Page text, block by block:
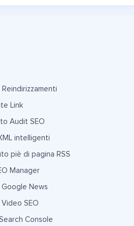
Link
Audit SEO
intelligenti
piè di pagina RSS
Manager
News
SEO
Console